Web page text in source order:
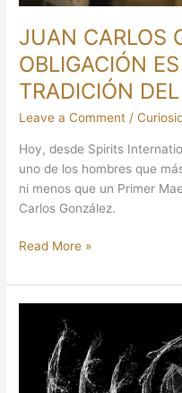
JUAN CARLOS
OBLIGACIÓN
TRADICIÓN
Leave a Comment /
Hoy, desde Spirits
uno de los hombres que
ni menos que un Primer
Carlos González.
CUBANO”
Read More »
MURCIÉLAGO
IMPARABLE